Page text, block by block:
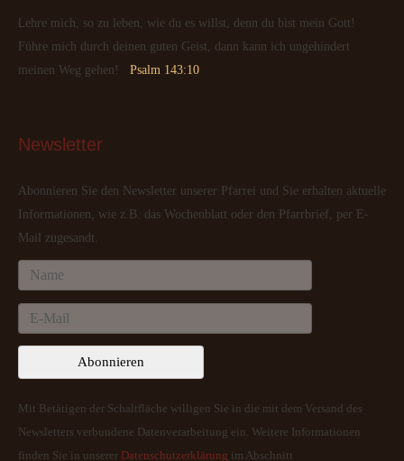
Lehre mich, so zu leben, wie du es willst, denn du bist mein Gott!
Führe mich durch deinen guten Geist, dann kann ich ungehindert
meinen Weg gehen!
Psalm 143:10
Newsletter
Abonnieren Sie den Newsletter unserer Pfarrei und Sie erhalten aktuelle
Informationen, wie z.B. das Wochenblatt oder den Pfarrbrief, per E-
Mail zugesandt.
Mit Betätigen der Schaltfläche willigen Sie in die mit dem Versand des
Newsletters verbundene Datenverarbeitung ein. Weitere Informationen
finden Sie in unserer Datenschutzerklärung im Abschnitt